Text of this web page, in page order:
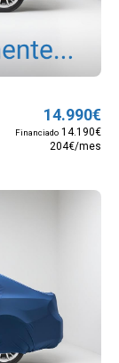
14.990€
Financiado 14.190€
204€/mes